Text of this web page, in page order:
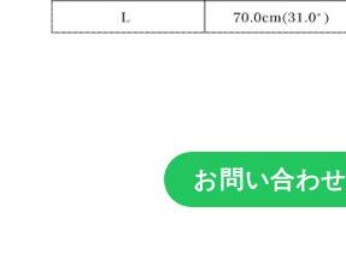
お問い合わせ